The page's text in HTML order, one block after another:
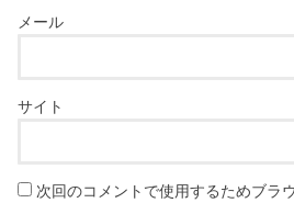
メール
サイト
次回のコメントで使用するためブラ